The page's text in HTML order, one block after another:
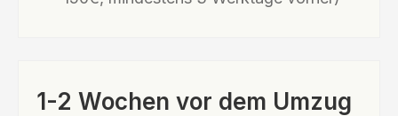
1-2 Wochen vor dem Umzug